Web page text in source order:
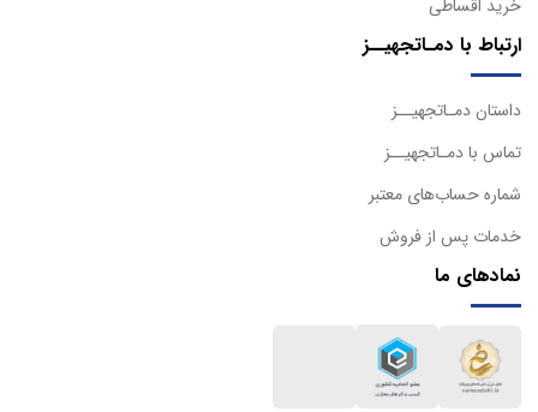
خرید اقساطی
ارتباط با دمـاتجهیــز
داستان دمـاتجهیــز
تماس با دمـاتجهیــز
شماره حساب‌های معتبر
خدمات پس از فروش
نمادهای ما